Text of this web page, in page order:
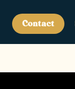
Contact